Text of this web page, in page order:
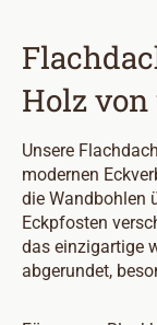
Holz
Unsere
modernen
die Wandbohlen
Eckpfosten
das einzigartige
abgerundet,